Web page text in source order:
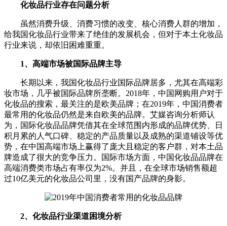
化妆品行业存在问题分析
虽然消费升级、消费习惯的改变、核心消费人群的增加，
给我国化妆品行业带来了绝佳的发展机会，但对于本土化妆品
行业来说，却依旧困难重重。
1、高端市场被国际品牌主导
长期以来，我国化妆品行业国际品牌居多，尤其在高端彩
妆市场，几乎被国际品牌所垄断。2018年，中国网购用户对于
化妆品的搜索，最关注的是欧美品牌；在2019年，中国消费者
最常用的化妆品仍然是来自欧美的品牌。艾媒咨询分析师认
为，国际化妆品品牌凭借其在全球范围内形成的品牌优势、日
积月累的人气口碑、稳定的产品质量以及成熟的渠道铺设等优
势，在中国高端市场上赢得了庞大且稳定的客户群，对本土品
牌造成了很大的竞争压力。国际市场方面，中国化妆品品牌在
高端消费类市场占有率仅为2%。并且，在全球市场销售额超
过10亿美元的化妆品公司里，没有国产品牌的身影。
2、化妆品行业渠道困境分析